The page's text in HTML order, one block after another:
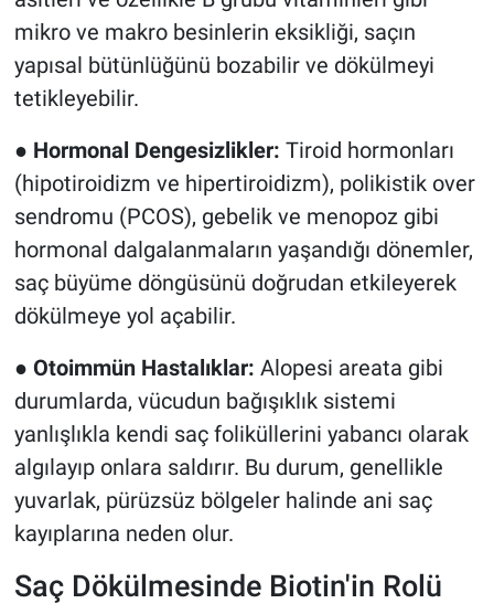
mikro ve makro besinlerin eksikliği, saçın
yapısal bütünlüğünü bozabilir ve dökülmeyi
tetikleyebilir.
● Hormonal Dengesizlikler: Tiroid hormonları
(hipotiroidizm ve hipertiroidizm), polikistik over
sendromu (PCOS), gebelik ve menopoz gibi
hormonal dalgalanmaların yaşandığı dönemler,
saç büyüme döngüsünü doğrudan etkileyerek
dökülmeye yol açabilir.
● Otoimmün Hastalıklar: Alopesi areata gibi
durumlarda, vücudun bağışıklık sistemi
yanlışlıkla kendi saç foliküllerini yabancı olarak
algılayıp onlara saldırır. Bu durum, genellikle
yuvarlak, pürüzsüz bölgeler halinde ani saç
kayıplarına neden olur.
Saç Dökülmesinde Biotin'in Rolü